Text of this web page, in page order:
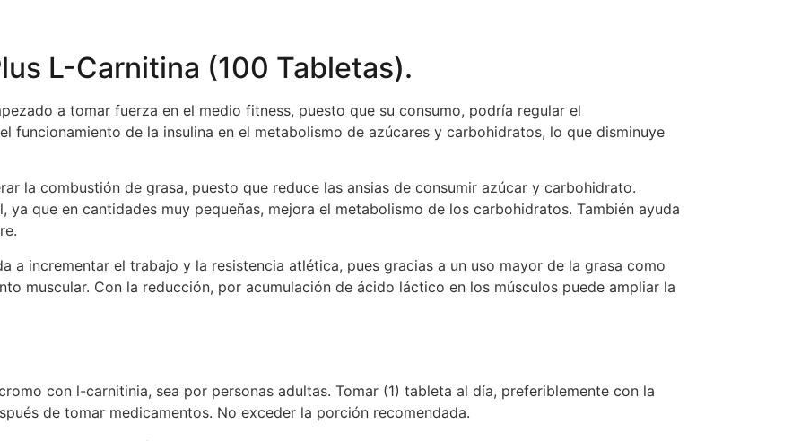
L-Carnitina (100 Tabletas).
a tomar fuerza en el medio fitness, puesto que su consumo, podría regular el
funcionamiento de la insulina en el metabolismo de azúcares y carbohidratos, lo que disminuye
la combustión de grasa, puesto que reduce las ansias de consumir azúcar y carbohidrato.
ya que en cantidades muy pequeñas, mejora el metabolismo de los carbohidratos. También ayuda
a incrementar el trabajo y la resistencia atlética, pues gracias a un uso mayor de la grasa como
muscular. Con la reducción, por acumulación de ácido láctico en los músculos puede ampliar la
con l-carnitinia, sea por personas adultas. Tomar (1) tableta al día, preferiblemente con la
de tomar medicamentos. No exceder la porción recomendada.